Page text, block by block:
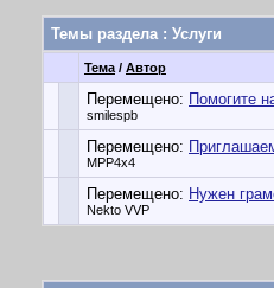
Темы раздела: Услуги
Тема / Автор
Перемещено: Помогите
smilespb
Перемещено:
MPP4x4
Перемещено: Нужен
Nekto VVP